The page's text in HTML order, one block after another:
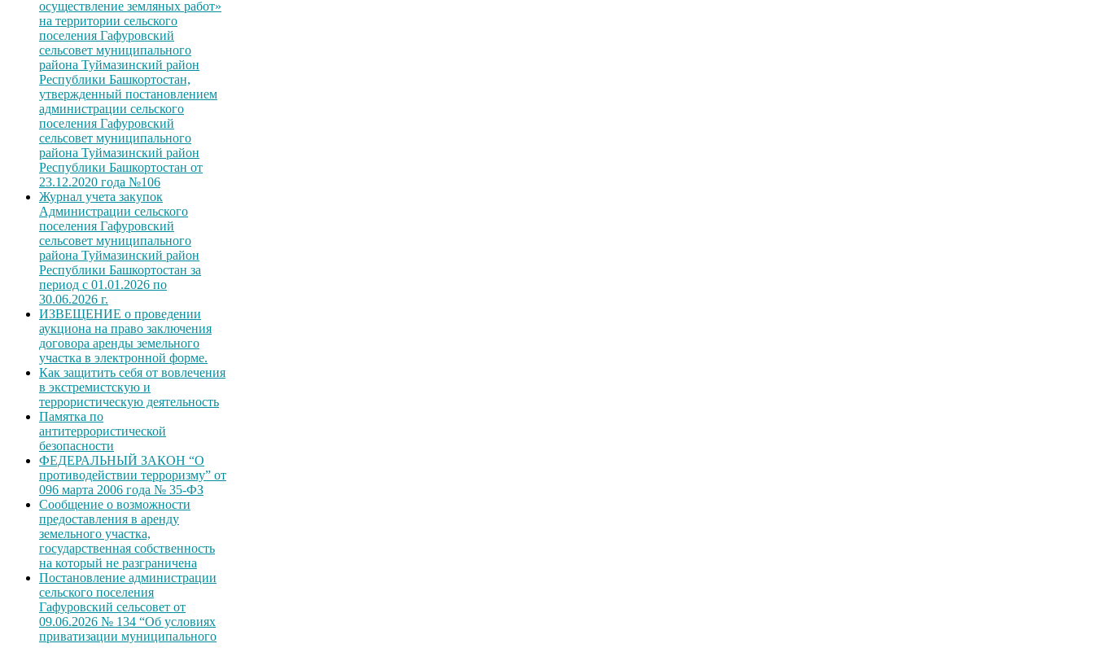
осуществление земляных работ»
на территории сельского
поселения Гафуровский
сельсовет муниципального
района Туймазинский район
Республики Башкортостан,
утвержденный постановлением
администрации сельского
поселения Гафуровский
сельсовет муниципального
района Туймазинский район
Республики Башкортостан от
23.12.2020 года №106
Журнал учета закупок
Администрации сельского
поселения Гафуровский
сельсовет муниципального
района Туймазинский район
Республики Башкортостан за
период с 01.01.2026 по
30.06.2026 г.
ИЗВЕЩЕНИЕ о проведении
аукциона на право заключения
договора аренды земельного
участка в электронной форме.
Как защитить себя от вовлечения
в экстремистскую и
террористическую деятельность
Памятка по
антитеррористической
безопасности
ФЕДЕРАЛЬНЫЙ ЗАКОН “О
противодействии терроризму” от
096 марта 2006 года № 35-ФЗ
Сообщение о возможности
предоставления в аренду
земельного участка,
государственная собственность
на который не разграничена
Постановление администрации
сельского поселения
Гафуровский сельсовет от
09.06.2026 № 134 “Об условиях
приватизации муниципального